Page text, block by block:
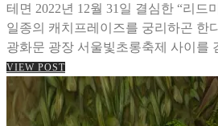
테면 2022년 12월 31일 결심한 “리드
일종의 캐치프레이즈를 궁리하곤 한
광화문 광장 서울빛초롱축제 사이를
VIEW POST